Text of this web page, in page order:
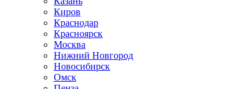
Киров
Краснодар
Красноярск
Москва
Нижний Новгород
Новосибирск
Омск